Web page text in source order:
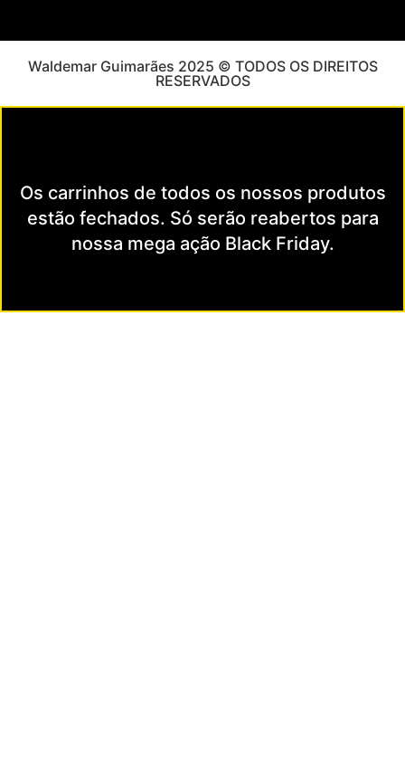
Waldemar Guimarães 2025 © TODOS OS DIREITOS
RESERVADOS
Os carrinhos de todos os nossos produtos
estão fechados. Só serão reabertos para
nossa mega ação Black Friday.